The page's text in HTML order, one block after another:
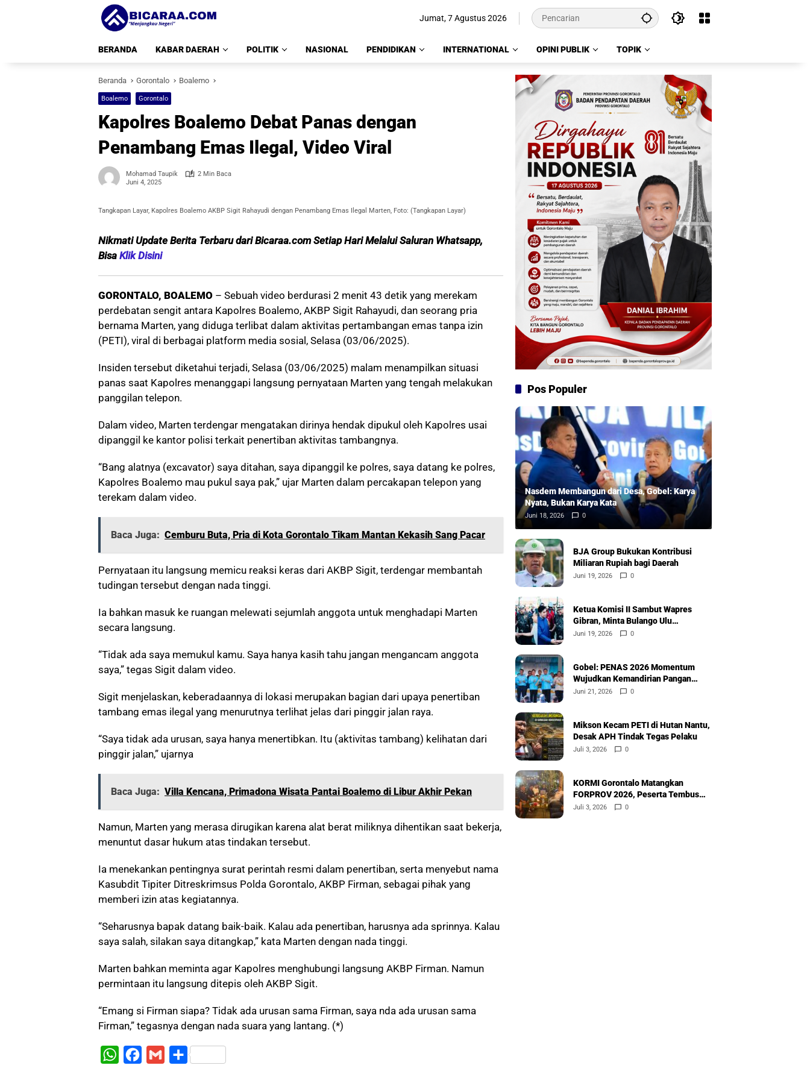
Jumat, 7 Agustus 2026
BERANDA KABAR DAERAH POLITIK NASIONAL PENDIDIKAN INTERNATIONAL OPINI PUBLIK TOPIK
Beranda Gorontalo Boalemo
Boalemo Gorontalo
Kapolres Boalemo Debat Panas dengan
Penambang Emas Ilegal, Video Viral
Mohamad Taupik
2 Min Baca
Juni 4, 2025
Tangkapan Layar, Kapolres Boalemo AKBP Sigit Rahayudi dengan Penambang Emas Ilegal Marten, Foto: (Tangkapan Layar)
Nikmati Update Berita Terbaru dari Bicaraa.com Setiap Hari Melalui Saluran Whatsapp,
Bisa Klik Disini
GORONTALO, BOALEMO – Sebuah video berdurasi 2 menit 43 detik yang merekam
perdebatan sengit antara Kapolres Boalemo, AKBP Sigit Rahayudi, dan seorang pria
bernama Marten, yang diduga terlibat dalam aktivitas pertambangan emas tanpa izin
(PETI), viral di berbagai platform media sosial, Selasa (03/06/2025).
Insiden tersebut diketahui terjadi, Selasa (03/06/2025) malam menampilkan situasi
panas saat Kapolres menanggapi langsung pernyataan Marten yang tengah melakukan
panggilan telepon.
Dalam video, Marten terdengar mengatakan dirinya hendak dipukul oleh Kapolres usai
dipanggil ke kantor polisi terkait penertiban aktivitas tambangnya.
“Bang alatnya (excavator) saya ditahan, saya dipanggil ke polres, saya datang ke polres,
Kapolres Boalemo mau pukul saya pak,” ujar Marten dalam percakapan telepon yang
terekam dalam video.
Baca Juga: Cemburu Buta, Pria di Kota Gorontalo Tikam Mantan Kekasih Sang Pacar
Pernyataan itu langsung memicu reaksi keras dari AKBP Sigit, terdengar membantah
tudingan tersebut dengan nada tinggi.
Ia bahkan masuk ke ruangan melewati sejumlah anggota untuk menghadapi Marten
secara langsung.
“Tidak ada saya memukul kamu. Saya hanya kasih tahu jangan mengancam anggota
saya,” tegas Sigit dalam video.
Sigit menjelaskan, keberadaannya di lokasi merupakan bagian dari upaya penertiban
tambang emas ilegal yang menurutnya terlihat jelas dari pinggir jalan raya.
“Saya tidak ada urusan, saya hanya menertibkan. Itu (aktivitas tambang) kelihatan dari
pinggir jalan,” ujarnya
Baca Juga: Villa Kencana, Primadona Wisata Pantai Boalemo di Libur Akhir Pekan
Namun, Marten yang merasa dirugikan karena alat berat miliknya dihentikan saat bekerja,
menuntut dasar hukum atas tindakan tersebut.
Ia menekankan pentingnya surat perintah resmi dalam penertiban, serta menyebut nama
Kasubdit Tipiter Ditreskrimsus Polda Gorontalo, AKBP Firman, sebagai pihak yang
memberi izin atas kegiatannya.
“Seharusnya bapak datang baik-baik. Kalau ada penertiban, harusnya ada sprinnya. Kalau
saya salah, silakan saya ditangkap,” kata Marten dengan nada tinggi.
Marten bahkan meminta agar Kapolres menghubungi langsung AKBP Firman. Namun
permintaan itu langsung ditepis oleh AKBP Sigit.
“Emang si Firman siapa? Tidak ada urusan sama Firman, saya nda ada urusan sama
Firman,” tegasnya dengan nada suara yang lantang. (*)
W
S
Pos Populer
Nasdem Membangun dari Desa, Gobel: Karya
Nyata, Bukan Karya Kata
Juni 18, 2026 0
BJA Group Bukukan Kontribusi
Miliaran Rupiah bagi Daerah
Juni 19, 2026 0
Ketua Komisi II Sambut Wapres
Gibran, Minta Bulango Ulu
Diprioritaskan
Juni 19, 2026 0
Gobel: PENAS 2026 Momentum
Wujudkan Kemandirian Pangan
Nasional
Juni 21, 2026 0
Mikson Kecam PETI di Hutan Nantu,
Desak APH Tindak Tegas Pelaku
Juli 3, 2026 0
KORMI Gorontalo Matangkan
FORPROV 2026, Peserta Tembus
600
Juli 3, 2026 0